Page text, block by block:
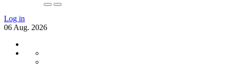
Log in
06 Aug. 2026